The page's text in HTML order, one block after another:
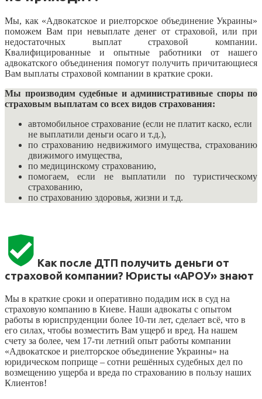
Мы, как «Адвокатское и риелторское объединение Украины»
поможем Вам при невыплате денег от страховой, или при
недостаточных выплат страховой компании.
Квалифицированные и опытные работники от нашего
адвокатского объединения помогут получить причитающиеся
Вам выплаты страховой компании в краткие сроки.
Мы производим судебные и административные споры по
страховым выплатам со всех видов страхования:
автомобильное страхование (если не платит каско, если
не выплатили деньги осаго и т.д.),
по страхованию недвижимого имущества, страхованию
движимого имущества,
по медицинскому страхованию,
помогаем, если не выплатили по туристическому
страхованию,
по страхованию здоровья, жизни и т.д.
Как после ДТП получить деньги от
страховой компании? Юристы «АРОУ» знают
Мы в краткие сроки и оперативно подадим иск в суд на
страховую компанию в Киеве. Наши адвокаты с опытом
работы в юриспруденции более 10-ти лет, сделает всё, что в
его силах, чтобы возместить Вам ущерб и вред. На нашем
счету за более, чем 17-ти летний опыт работы компании
«Адвокатское и риелторское объединение Украины» на
юридическом поприще – сотни решённых судебных дел по
возмещению ущерба и вреда по страхованию в пользу наших
Клиентов!